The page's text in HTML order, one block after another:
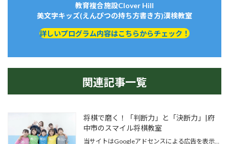
教育複合施設Clover Hill
美文字キッズ(えんぴつの持ち方書き方)漢検教室
詳しいプログラム内容はこちらからチェック！
関連記事一覧
将棋で磨く！「判断力」と「決断力」|府
中市のスマイル将棋教室
当サイトはGoogleアドセンスによる広告を表示…